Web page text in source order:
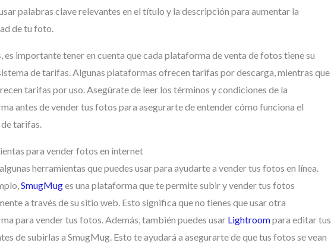
palabras clave relevantes en el título y la descripción para aumentar la
de tu foto.
es importante tener en cuenta que cada plataforma de venta de fotos tiene su
de tarifas. Algunas plataformas ofrecen tarifas por descarga, mientras que
tarifas por uso. Asegúrate de leer los términos y condiciones de la
antes de vender tus fotos para asegurarte de entender cómo funciona el
tarifas.
para vender fotos en internet
herramientas que puedes usar para ayudarte a vender tus fotos en línea.
SmugMuges una plataforma que te permite subir y vender tus fotos
a través de su sitio web. Esto significa que no tienes que usar otra
para vender tus fotos. Además, también puedes usar Lightroompara editar tus
de subirlas a SmugMug. Esto te ayudará a asegurarte de que tus fotos se vean